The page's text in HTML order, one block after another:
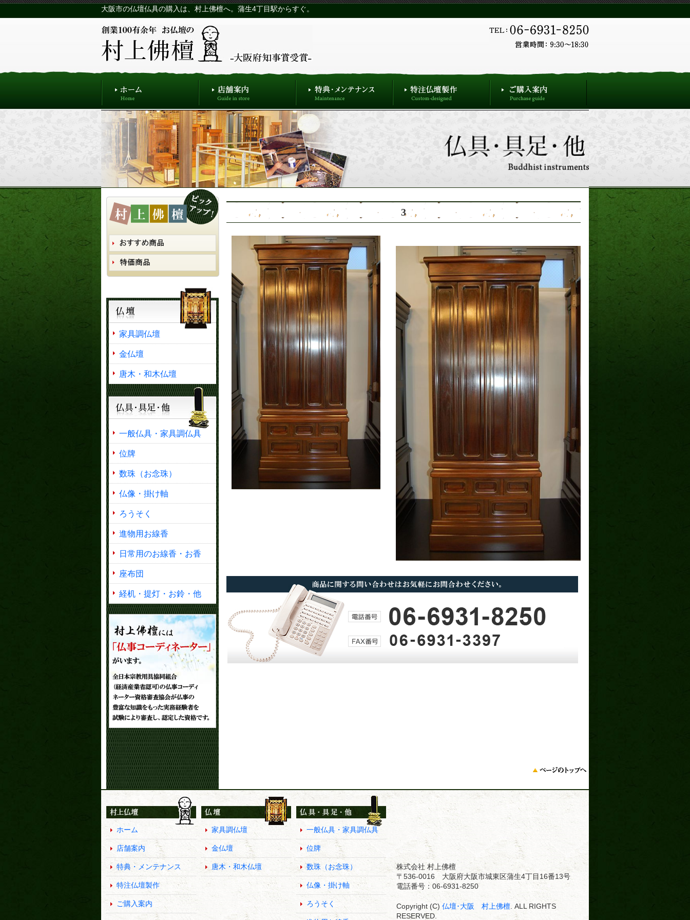
大阪市の仏壇仏具の購入は、村上佛檀へ。蒲生4丁目駅からすぐ。
家具調仏壇
金仏壇
唐木・和木仏壇
一般仏具・家具調仏具
位牌
数珠（お念珠）
仏像・掛け軸
ろうそく
進物用お線香
日常用のお線香・お香
座布団
経机・提灯・お鈴・他
3
ホーム
店舗案内
特典・メンテナンス
特注仏壇製作
ご購入案内
家具調仏壇
金仏壇
唐木・和木仏壇
一般仏具・家具調仏具
位牌
数珠（お念珠）
仏像・掛け軸
ろうそく
株式会社 村上佛檀
〒536-0016 大阪府大阪市城東区蒲生4丁目16番13号
電話番号：06-6931-8250
Copyright (C) 仏壇･大阪 村上佛檀 . ALL RIGHTS
RESERVED.